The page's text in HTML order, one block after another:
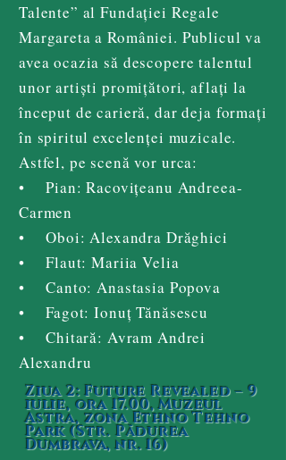
Talente” al Fundației Regale
Margareta a României. Publicul va
avea ocazia să descopere talentul
unor artiști promițători, aflați la
început de carieră, dar deja formați
în spiritul excelenței muzicale.
Astfel, pe scenă vor urca:
• Pian: Racovițeanu Andreea-
Carmen
• Oboi: Alexandra Drăghici
• Flaut: Mariia Velia
• Canto: Anastasia Popova
• Fagot: Ionuț Tănăsescu
• Chitară: Avram Andrei
Alexandru
Ziua 2: Future Revealed – 9
iulie, ora 17.00, Muzeul
Astra, zona Ethno Tehno
Park (Str. Pădurea
Dumbrava, nr. 16)